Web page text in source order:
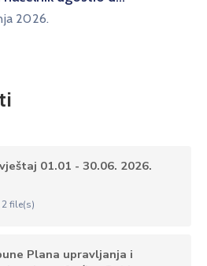
2026.
01.01 - 30.06. 2026.
2 file(s)
Plana upravljanja i